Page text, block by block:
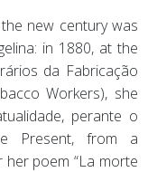
new century was
in 1880, at the
da Fabricação
Workers), she
perante o
Present, from a
her poem “La morte